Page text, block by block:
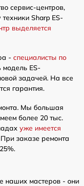
сервис-центров,
Sharp ES-
выделяется
- специалисты по
модель ES-
задачей. На все
гарантия.
Мы большая
более 20 тыс.
уже имеется
При заказе ремонта
наших мастеров - они